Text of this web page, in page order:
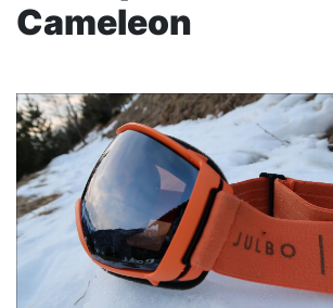
Cameleon